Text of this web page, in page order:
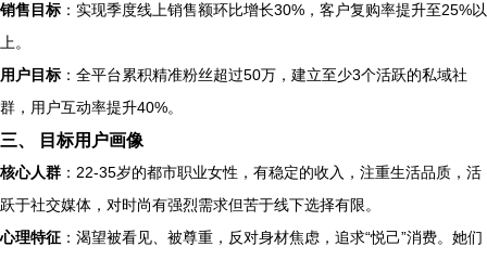
销售目标 ：实现季度线上销售额环比增长30%，客户复购率提升至25%以
上。
用户目标 ：全平台累积精准粉丝超过50万，建立至少3个活跃的私域社
群，用户互动率提升40%。
三、 目标用户画像
核心人群 ：22-35岁的都市职业女性，有稳定的收入，注重生活品质，活
跃于社交媒体，对时尚有强烈需求但苦于线下选择有限。
心理特征 ：渴望被看见、被尊重，反对身材焦虑，追求“悦己”消费。她们